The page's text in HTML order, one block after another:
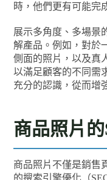
時，他們更有可能完
展示多角度、多場景
解產品。例如，對於
側面的照片，以及真
以滿足顧客的不同需
充分的認識，從而增
商品照片
商品照片不僅是銷售
的搜索引擎優化（